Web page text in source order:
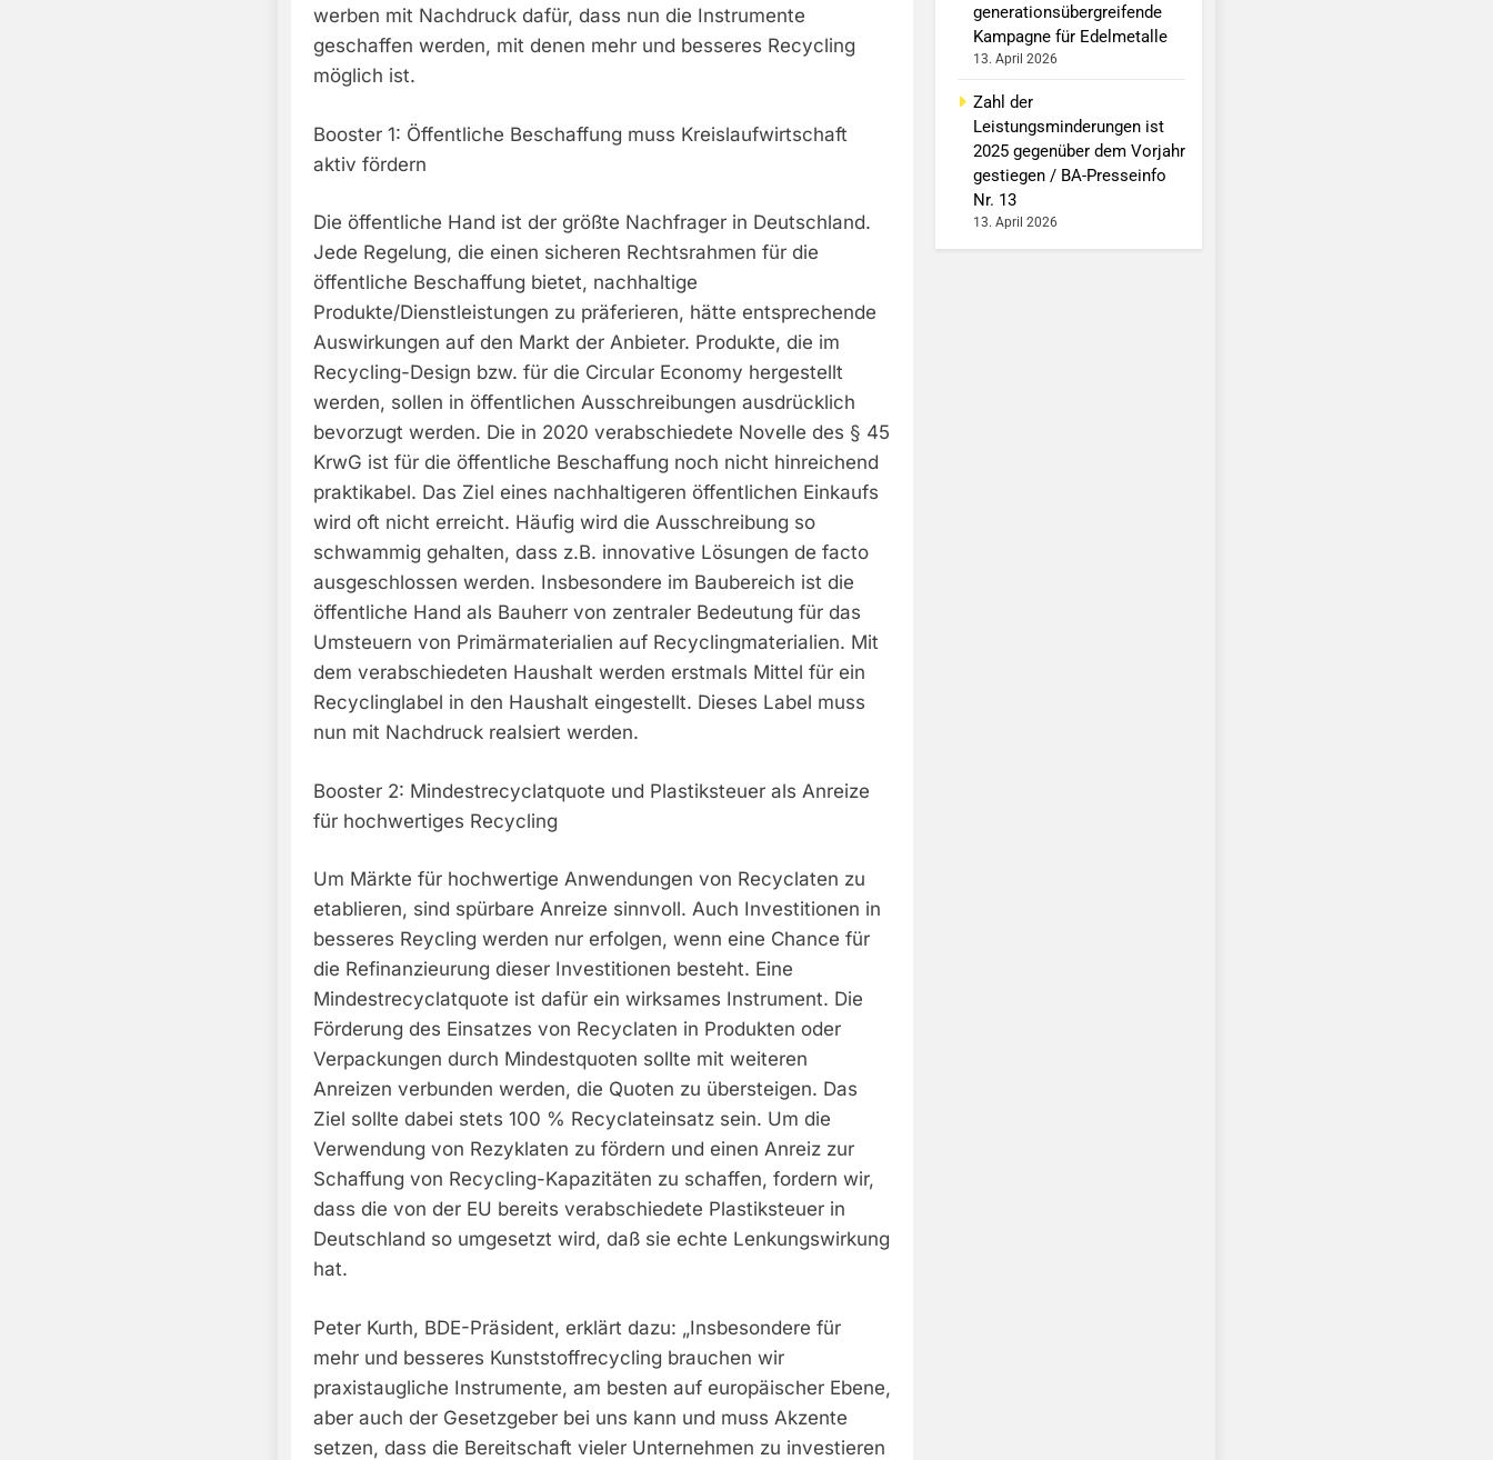
werben mit Nachdruck dafür, dass nun die Instrumente
geschaffen werden, mit denen mehr und besseres Recycling
möglich ist.
Booster 1: Öffentliche Beschaffung muss Kreislaufwirtschaft
aktiv fördern
Die öffentliche Hand ist der größte Nachfrager in Deutschland.
Jede Regelung, die einen sicheren Rechtsrahmen für die
öffentliche Beschaffung bietet, nachhaltige
Produkte/Dienstleistungen zu präferieren, hätte entsprechende
Auswirkungen auf den Markt der Anbieter. Produkte, die im
Recycling-Design bzw. für die Circular Economy hergestellt
werden, sollen in öffentlichen Ausschreibungen ausdrücklich
bevorzugt werden. Die in 2020 verabschiedete Novelle des § 45
KrwG ist für die öffentliche Beschaffung noch nicht hinreichend
praktikabel. Das Ziel eines nachhaltigeren öffentlichen Einkaufs
wird oft nicht erreicht. Häufig wird die Ausschreibung so
schwammig gehalten, dass z.B. innovative Lösungen de facto
ausgeschlossen werden. Insbesondere im Baubereich ist die
öffentliche Hand als Bauherr von zentraler Bedeutung für das
Umsteuern von Primärmaterialien auf Recyclingmaterialien. Mit
dem verabschiedeten Haushalt werden erstmals Mittel für ein
Recyclinglabel in den Haushalt eingestellt. Dieses Label muss
nun mit Nachdruck realsiert werden.
Booster 2: Mindestrecyclatquote und Plastiksteuer als Anreize
für hochwertiges Recycling
Um Märkte für hochwertige Anwendungen von Recyclaten zu
etablieren, sind spürbare Anreize sinnvoll. Auch Investitionen in
besseres Reycling werden nur erfolgen, wenn eine Chance für
die Refinanzieurung dieser Investitionen besteht. Eine
Mindestrecyclatquote ist dafür ein wirksames Instrument. Die
Förderung des Einsatzes von Recyclaten in Produkten oder
Verpackungen durch Mindestquoten sollte mit weiteren
Anreizen verbunden werden, die Quoten zu übersteigen. Das
Ziel sollte dabei stets 100 % Recyclateinsatz sein. Um die
Verwendung von Rezyklaten zu fördern und einen Anreiz zur
Schaffung von Recycling-Kapazitäten zu schaffen, fordern wir,
dass die von der EU bereits verabschiedete Plastiksteuer in
Deutschland so umgesetzt wird, daß sie echte Lenkungswirkung
hat.
Peter Kurth, BDE-Präsident, erklärt dazu: „Insbesondere für
mehr und besseres Kunststoffrecycling brauchen wir
praxistaugliche Instrumente, am besten auf europäischer Ebene,
aber auch der Gesetzgeber bei uns kann und muss Akzente
setzen, dass die Bereitschaft vieler Unternehmen zu investieren
generationsübergreifende
Kampagne für Edelmetalle
13. April 2026
Zahl der
Leistungsminderungen ist
2025 gegenüber dem Vorjahr
gestiegen / BA-Presseinfo
Nr. 13
13. April 2026